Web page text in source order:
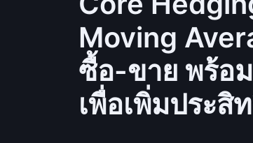
Moving
ซื้อ-ขาย พร้อ
เพื่อเพิ่มประสิ